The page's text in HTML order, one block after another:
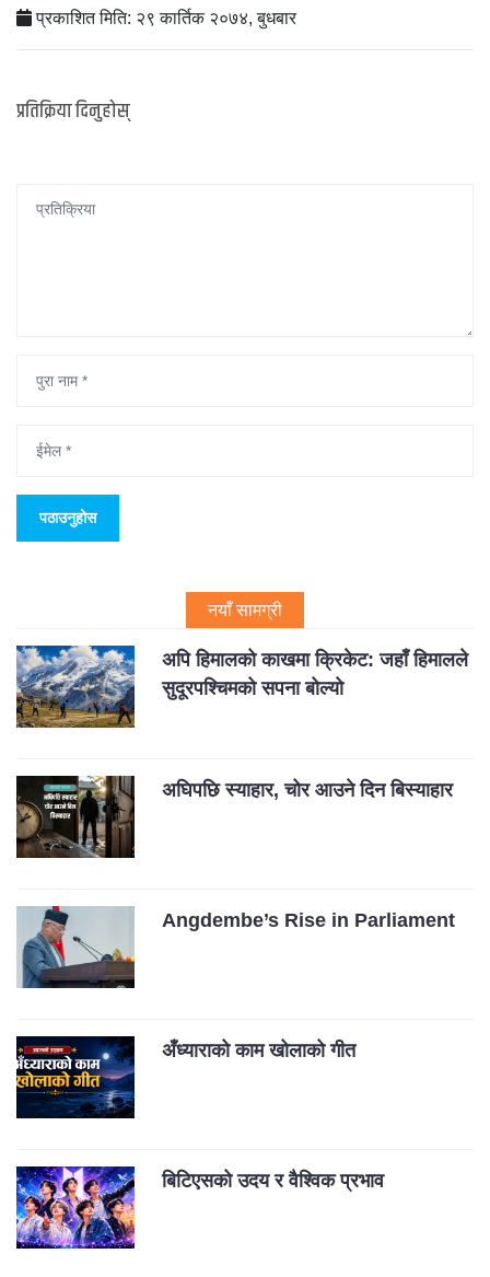
प्रकाशित मिति: २९ कार्तिक २०७४, बुधबार
प्रतिक्रिया दिनुहोस्
नयाँ सामग्री
अपि हिमालको काखमा क्रिकेट: जहाँ हिमालले
सुदूरपश्चिमको सपना बोल्यो
अघिपछि स्याहार, चोर आउने दिन बिस्याहार
Angdembe’s Rise in Parliament
अँध्याराको काम खोलाको गीत
बिटिएसको उदय र वैश्विक प्रभाव